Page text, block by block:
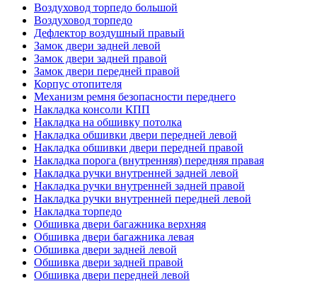
Воздуховод торпедо большой
Воздуховод торпедо
Дефлектор воздушный правый
Замок двери задней левой
Замок двери задней правой
Замок двери передней правой
Корпус отопителя
Механизм ремня безопасности переднего
Накладка консоли КПП
Накладка на обшивку потолка
Накладка обшивки двери передней левой
Накладка обшивки двери передней правой
Накладка порога (внутренняя) передняя правая
Накладка ручки внутренней задней левой
Накладка ручки внутренней задней правой
Накладка ручки внутренней передней левой
Накладка торпедо
Обшивка двери багажника верхняя
Обшивка двери багажника левая
Обшивка двери задней левой
Обшивка двери задней правой
Обшивка двери передней левой